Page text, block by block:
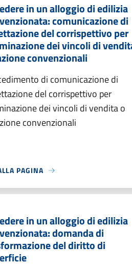
in un alloggio di edilizia
comunicazione di
del corrispettivo per
dei vincoli di
convenzionali
di comunicazione di
del corrispettivo per
dei vincoli di vendita o
convenzionali
PAGINA
in un alloggio di edilizia
domanda di
del diritto di